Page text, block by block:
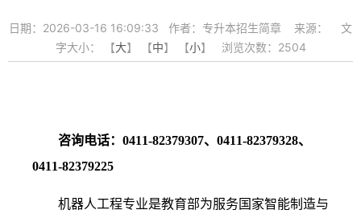
日期：2026-03-16 16:09:33 作者：专升本招生简章 来源： 文
字大小： 【大】 【中】 【小】 浏览次数： 2504
咨询电话：0411-82379307、0411-82379328、
0411-82379225
机器人工程专业是教育部为服务国家智能制造与